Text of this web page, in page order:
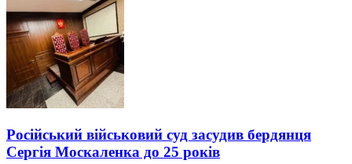
Російський військовий суд засудив бердянця
Сергія Москаленка до 25 років